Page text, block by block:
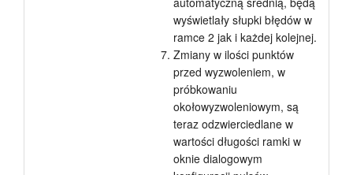
wyświetlały słupki błędów w
ramce 2 jak i każdej kolejnej.
Zmiany w ilości punktów
przed wyzwoleniem, w
próbkowaniu
okołowyzwoleniowym, są
teraz odzwierciedlane w
wartości długości ramki w
oknie dialogowym